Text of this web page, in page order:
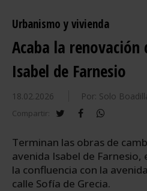
Urbanismo y vivienda
Acaba la renovación
Isabel de Farnesio
18.02.2026 Por: Solo
Compartir: twitterfacebook
Terminan las obras de
avenida Isabel de
la confluencia con la
calle Sofía de Grecia.